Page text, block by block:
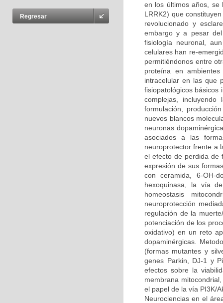
Regresar
en los últimos años, se
LRRK2) que
revolucionado y
embargo y a pesar
fisiología neuronal,
celulares han re-
permitiéndonos entre
proteína en
intracelular en las que
fisiopatológicos básicos
complejas,
formulación,
nuevos blancos
neuronas
asociados a las
neuroprotector frente a
el efecto de perdida de
expresión de sus
con ceramida, 6-OH-
hexoquinasa, la vía
homeostasis
neuroprotección
regulación de la
potenciación de los
oxidativo) en un reto
dopaminérgicas.
(formas mutantes y
genes Parkin, DJ-1 y
efectos sobre la
membrana
el papel de la vía PI3K/
Neurociencias en el